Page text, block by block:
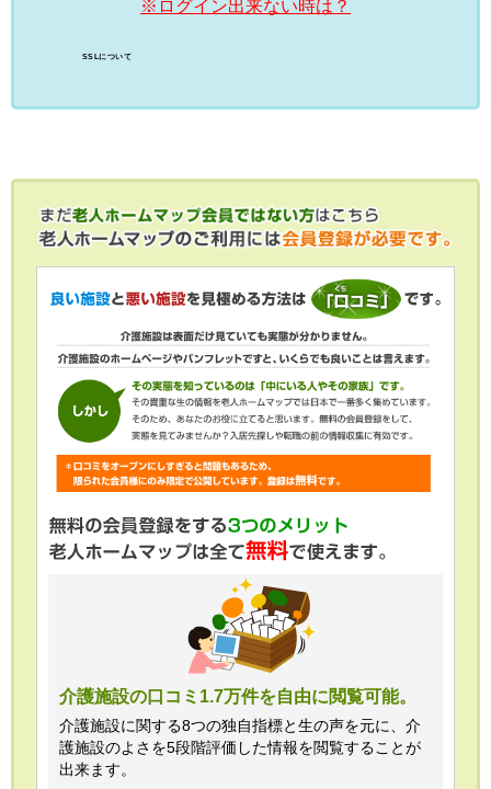
介護施設の口コミ1.7万件を自由に閲覧可能。
介護施設に関する8つの独自指標と生の声を元に、介
護施設のよさを5段階評価した情報を閲覧することが
出来ます。
※ログイン出来ない時は？
SSLについて